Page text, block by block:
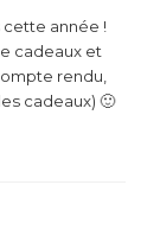
année !
cadeaux et
rendu,
cadeaux) 🙂